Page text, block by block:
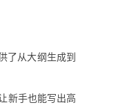
了从大纲生成到
新手也能写出高